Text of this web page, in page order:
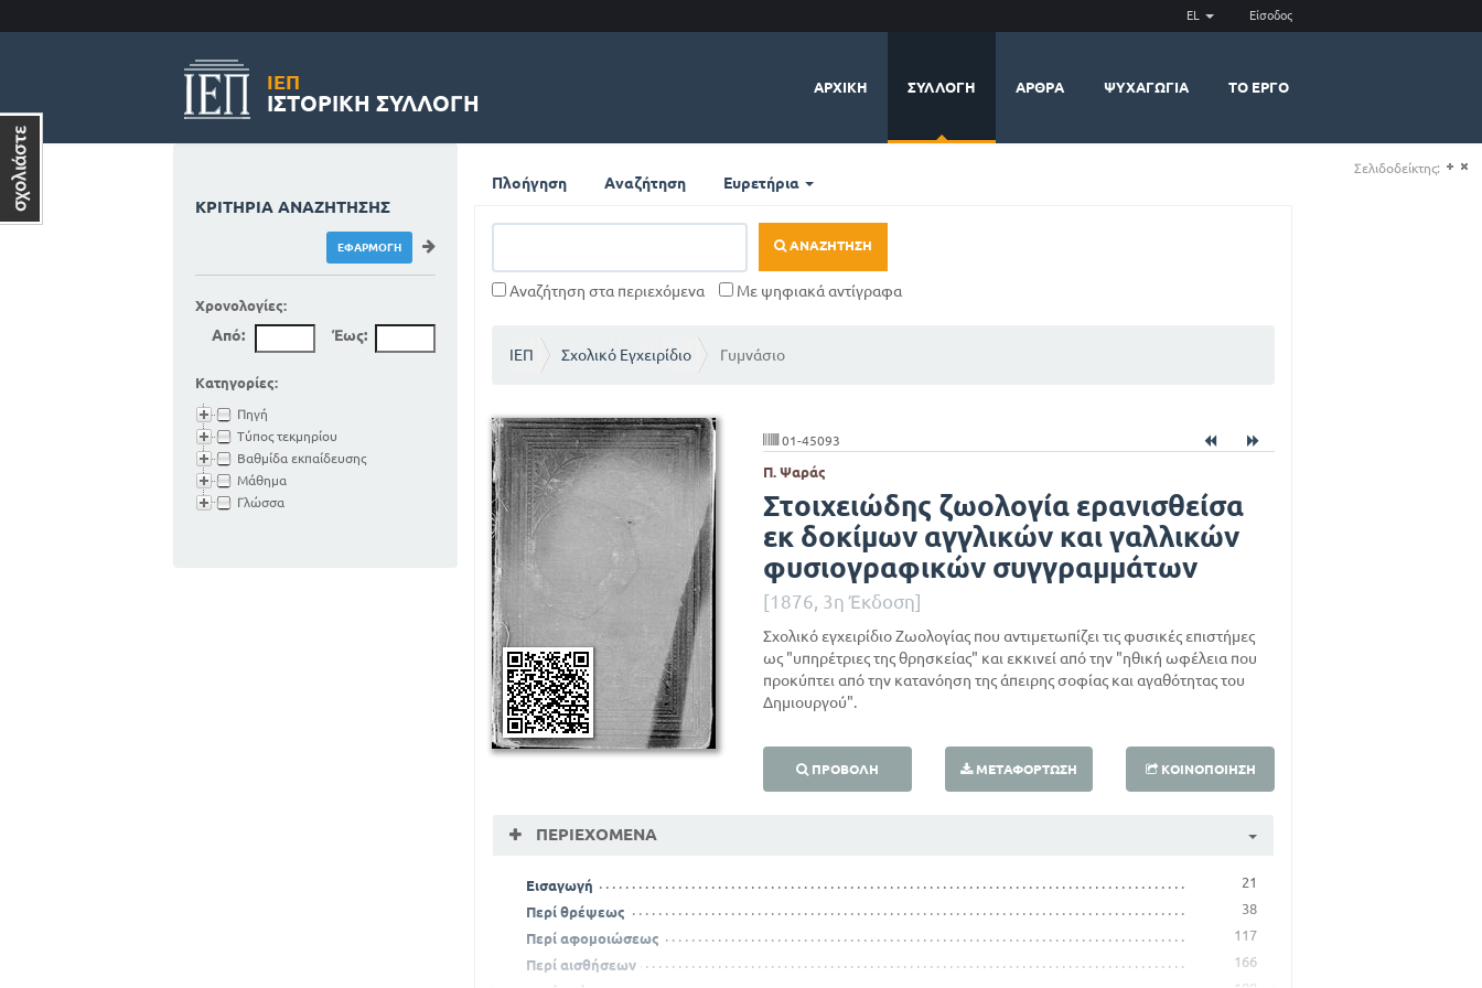
EL Είσοδος
ΙΕΠ
ΙΣΤΟΡΙΚΉ ΣΥΛΛΟΓΉ
ΑΡΧΙΚΉ ΣΥΛΛΟΓΉ ΆΡΘΡΑ ΨΥΧΑΓΩΓΊΑ ΤΟ ΈΡΓΟ
Πλοήγηση Αναζήτηση Ευρετήρια
ΑΝΑΖΉΤΗΣΗ
Αναζήτηση στα περιεχόμενα Με ψηφιακά αντίγραφα
ΙΕΠ Σχολικό Εγχειρίδιο Γυμνάσιο
01-45093
Π. Ψαράς
Στοιχειώδης ζωολογία ερανισθείσα
εκ δοκίμων αγγλικών και γαλλικών
φυσιογραφικών συγγραμμάτων
[1876, 3η Έκδοση]
Σχολικό εγχειρίδιο Ζωολογίας που αντιμετωπίζει τις φυσικές επιστήμες
ως "υπηρέτριες της θρησκείας" και εκκινεί από την "ηθική ωφέλεια που
προκύπτει από την κατανόηση της άπειρης σοφίας και αγαθότητας του
Δημιουργού".
ΠΡΟΒΟΛΉ ΜΕΤΑΦΌΡΤΩΣΗ ΚΟΙΝΟΠΟΊΗΣΗ
ΠΕΡΙΕΧΌΜΕΝΑ
Εισαγωγή
21
Περί θρέψεως
38
Περί αφομοιώσεως
117
Περί αισθήσεων
166
ΚΡΙΤΉΡΙΑ ΑΝΑΖΉΤΗΣΗΣ
Χρονολογίες:
Από: Έως:
Κατηγορίες:
Πηγή
Τύπος τεκμηρίου
Βαθμίδα εκπαίδευσης
Μάθημα
Γλώσσα
Σελιδοδείκτης: